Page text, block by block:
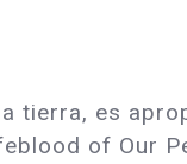
tierra, es
of Our